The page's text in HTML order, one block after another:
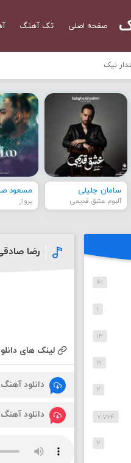
صفحه اصلی تک آهنگ
نیک
سامان جلیلی
آلبوم عشق قدیمی
مسعود
پرواز
رضا
لینک های
دانلود
دانلود
۴۱
۱
۱۳
۲۱
۲
۷,۷۶۴
۲